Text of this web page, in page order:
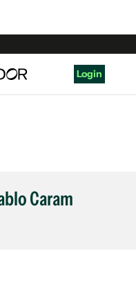
Login
Caram